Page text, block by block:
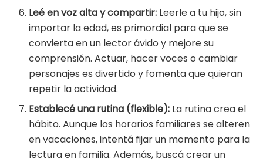
Leé en voz alta y compartir: Leerle a tu hijo, sin
importar la edad, es primordial para que se
convierta en un lector ávido y mejore su
comprensión. Actuar, hacer voces o cambiar
personajes es divertido y fomenta que quieran
repetir la actividad.
Establecé una rutina (flexible): La rutina crea el
hábito. Aunque los horarios familiares se alteren
en vacaciones, intentá fijar un momento para la
lectura en familia. Además, buscá crear un